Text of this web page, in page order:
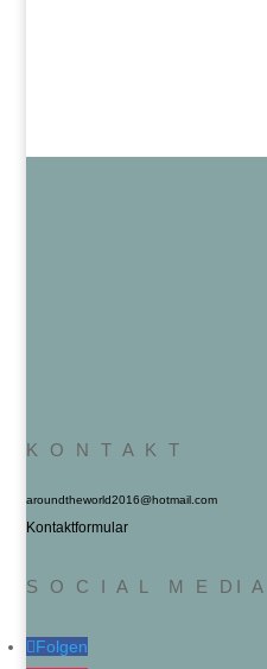
K O N T A K T
aroundtheworld2016@hotmail.com
Kontaktformular
S O C I A L M E DI A
Folgen